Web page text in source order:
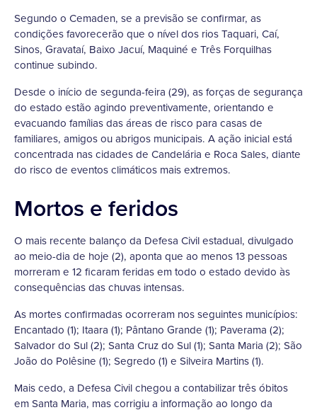
Segundo o Cemaden, se a previsão se confirmar, as
condições favorecerão que o nível dos rios Taquari, Caí,
Sinos, Gravataí, Baixo Jacuí, Maquiné e Três Forquilhas
continue subindo.
Desde o início de segunda-feira (29), as forças de segurança
do estado estão agindo preventivamente, orientando e
evacuando famílias das áreas de risco para casas de
familiares, amigos ou abrigos municipais. A ação inicial está
concentrada nas cidades de Candelária e Roca Sales, diante
do risco de eventos climáticos mais extremos.
Mortos e feridos
O mais recente balanço da Defesa Civil estadual, divulgado
ao meio-dia de hoje (2), aponta que ao menos 13 pessoas
morreram e 12 ficaram feridas em todo o estado devido às
consequências das chuvas intensas.
As mortes confirmadas ocorreram nos seguintes municípios:
Encantado (1); Itaara (1); Pântano Grande (1); Paverama (2);
Salvador do Sul (2); Santa Cruz do Sul (1); Santa Maria (2); São
João do Polêsine (1); Segredo (1) e Silveira Martins (1).
Mais cedo, a Defesa Civil chegou a contabilizar três óbitos
em Santa Maria, mas corrigiu a informação ao longo da